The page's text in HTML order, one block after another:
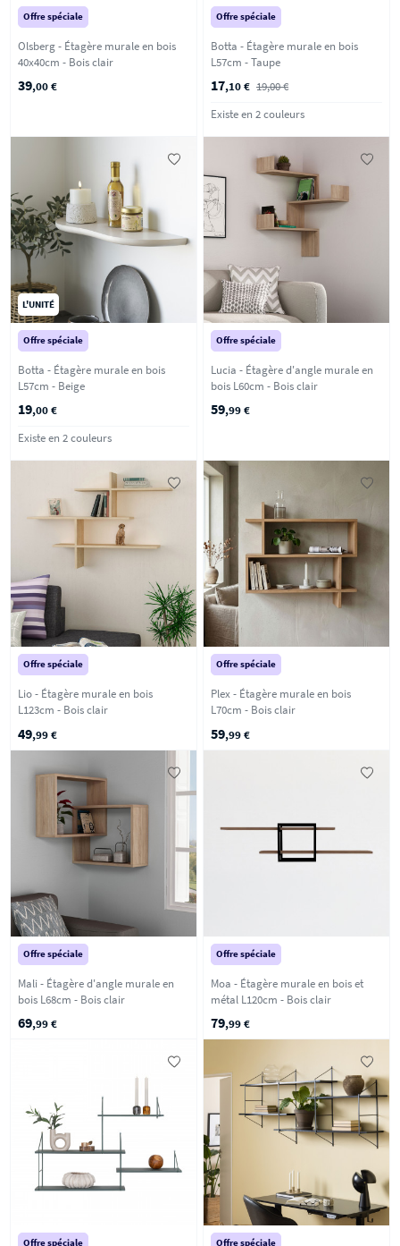
Offre spéciale
Olsberg - Étagère murale en bois
40x40cm - Bois clair
39,00 €
Offre spéciale
Botta - Étagère murale en bois
L57cm - Taupe
17,10 € 19,00 €
Existe en 2 couleurs
L'UNITÉ
Offre spéciale
Botta - Étagère murale en bois
L57cm - Beige
19,00 €
Existe en 2 couleurs
Offre spéciale
Lucia - Étagère d'angle murale en
bois L60cm - Bois clair
59,99 €
Offre spéciale
Lio - Étagère murale en bois
L123cm - Bois clair
49,99 €
Offre spéciale
Plex - Étagère murale en bois
L70cm - Bois clair
59,99 €
Offre spéciale
Mali - Étagère d'angle murale en
bois L68cm - Bois clair
69,99 €
Offre spéciale
Moa - Étagère murale en bois et
métal L120cm - Bois clair
79,99 €
Offre spéciale Offre spéciale